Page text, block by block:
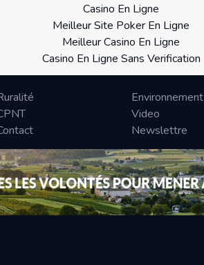
Casino En Ligne
Meilleur Site Poker En Ligne
Meilleur Casino En Ligne
Casino En Ligne Sans Verification
Environnement
Video
Newslettre